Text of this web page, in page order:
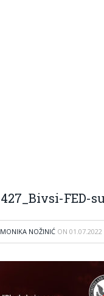
427_Bivsi-FED-
MONIKA NOŽINIĆ ON 01.07.2022